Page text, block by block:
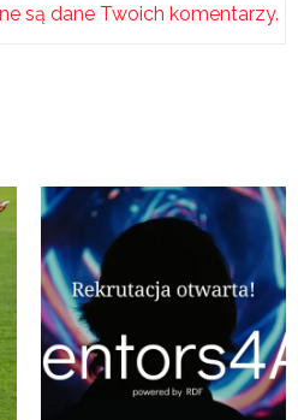
są dane Twoich komentarzy.